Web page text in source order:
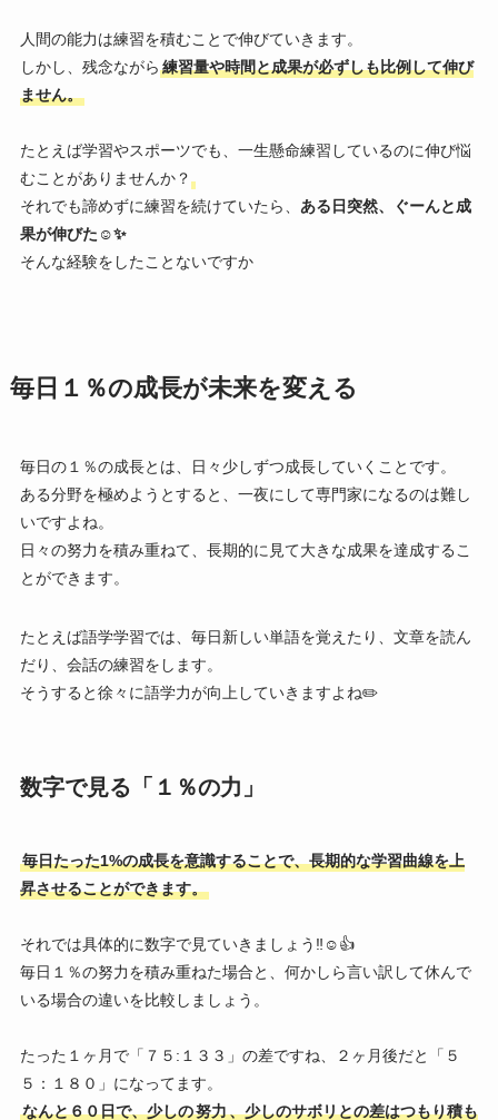
人間の能力は練習を積むことで伸びていきます。
しかし、残念ながら 練習量や時間と成果が必ずしも比例して伸び
ません。
たとえば学習やスポーツでも、一生懸命練習しているのに伸び悩
むことがありませんか？
それでも諦めずに練習を続けていたら、 ある日突然、ぐーんと成
果が伸びた☺️✨
そんな経験をしたことないですか
毎日１％の成長が未来を変える
毎日の１％の成長とは、日々少しずつ成長していくことです。
ある分野を極めようとすると、一夜にして専門家になるのは難し
いですよね。
日々の努力を積み重ねて、長期的に見て大きな成果を達成するこ
とができます。
たとえば語学学習では、毎日新しい単語を覚えたり、文章を読ん
だり、会話の練習をします。
そうすると徐々に語学力が向上していきますよね✏️
数字で見る「１％の力」
毎日たった1%の成長を意識することで、長期的な学習曲線を上
昇させることができます。
それでは具体的に数字で見ていきましょう‼️☺️👍
毎日１％の努力を積み重ねた場合と、何かしら言い訳して休んで
いる場合の違いを比較しましょう。
たった１ヶ月で「７５:１３３」の差ですね、２ヶ月後だと「５
５：１８０」になってます。
なんと６０日で、少しの努力、少しのサボリとの差はつもり積も